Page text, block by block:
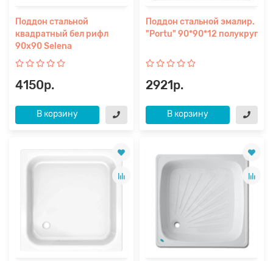
Поддон стальной
квадратный бел рифл
90х90 Selena
4150р.
В корзину
Поддон стальной эмалир.
"Portu" 90*90*12 полукруг
2921р.
В корзину